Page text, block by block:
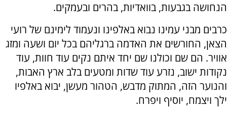
הנחושה בגבעות, בוואדיות, בהרים ובעמקים.
כרבים מבני עמינו נבוא באלפינו ונעמוד לימינם של רועי
הצאן, החורשים את האדמה ברגליהם בכל יום ושעה ומזג
אוויר. הם שם וכולנו שם יחד איתם נקים עוד חוות, עוד
נקודות ישוב, נזרע עוד שדות ומטעים בלב ארץ האבות,
והנוער הזה, המתוק מדבש, הטהור מעשן, יבוא באלפיו
ילך ויצמח, יוסיף ויפרח.